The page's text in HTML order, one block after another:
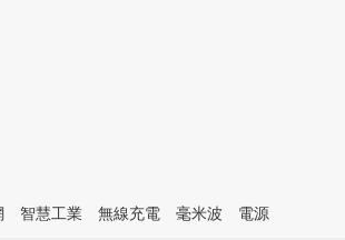
智慧工業 無線充電 毫米波
電源